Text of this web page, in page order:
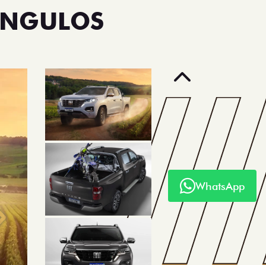
Anterior
WhatsApp